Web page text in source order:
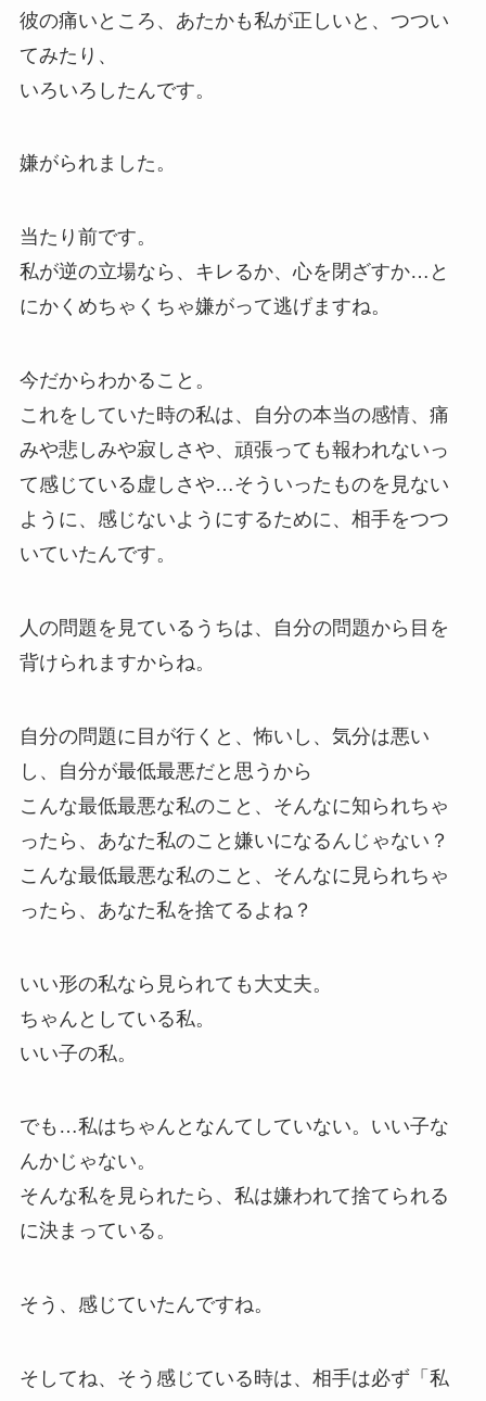
彼の痛いところ、あたかも私が正しいと、つつい
てみたり、
いろいろしたんです。
嫌がられました。
当たり前です。
私が逆の立場なら、キレるか、心を閉ざすか…と
にかくめちゃくちゃ嫌がって逃げますね。
今だからわかること。
これをしていた時の私は、自分の本当の感情、痛
みや悲しみや寂しさや、頑張っても報われないっ
て感じている虚しさや…そういったものを見ない
ように、感じないようにするために、相手をつつ
いていたんです。
人の問題を見ているうちは、自分の問題から目を
背けられますからね。
自分の問題に目が行くと、怖いし、気分は悪い
し、自分が最低最悪だと思うから
こんな最低最悪な私のこと、そんなに知られちゃ
ったら、あなた私のこと嫌いになるんじゃない？
こんな最低最悪な私のこと、そんなに見られちゃ
ったら、あなた私を捨てるよね？
いい形の私なら見られても大丈夫。
ちゃんとしている私。
いい子の私。
でも…私はちゃんとなんてしていない。いい子な
んかじゃない。
そんな私を見られたら、私は嫌われて捨てられる
に決まっている。
そう、感じていたんですね。
そしてね、そう感じている時は、相手は必ず「私